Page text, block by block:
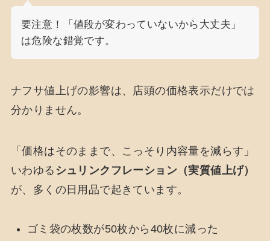
要注意！「値段が変わっていないから大丈夫」
は危険な錯覚です。
ナフサ値上げの影響は、店頭の価格表示だけでは
分かりません。
「価格はそのままで、こっそり内容量を減らす」
いわゆる シュリンクフレーション（実質値上げ）
が、多くの日用品で起きています。
ゴミ袋の枚数が50枚から40枚に減った